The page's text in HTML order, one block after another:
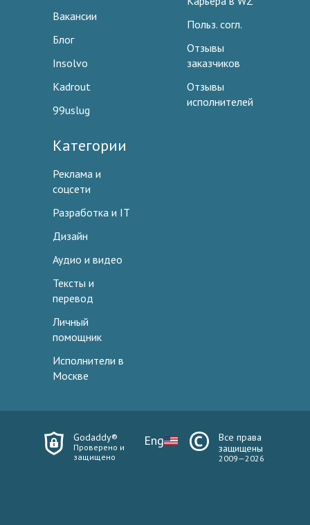
Вакансии
Блог
Insolvo
Kadrout
99uslug
Польз. согл.
Отзывы
заказчиков
Отзывы
исполнителей
Категории
Реклама и
соцсети
Разработка и IT
Дизайн
Аудио и видео
Тексты и
перевод
Личный
помощник
Исполнители в
Москве
Godaddy®
Проверено и
защищено
Eng
Все права
защищены
2009—2026